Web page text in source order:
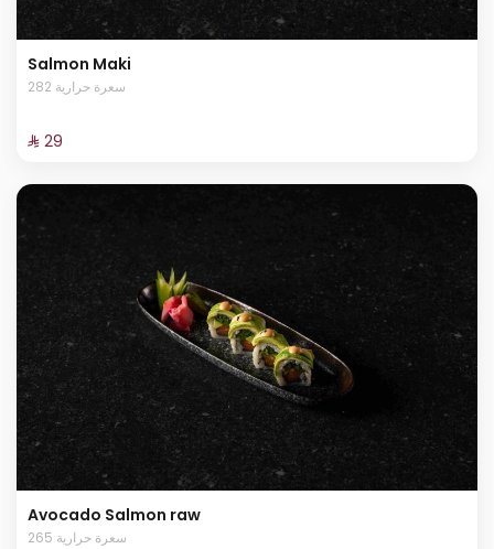
Salmon Maki
282 سعرة حرارية
⁨⁦‪‬ 29⁩
Avocado Salmon raw
265 سعرة حرارية